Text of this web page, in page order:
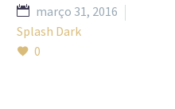
março 31, 2016
Splash Dark
0